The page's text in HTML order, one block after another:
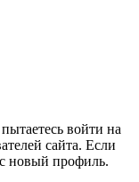
войти на
новый профиль.